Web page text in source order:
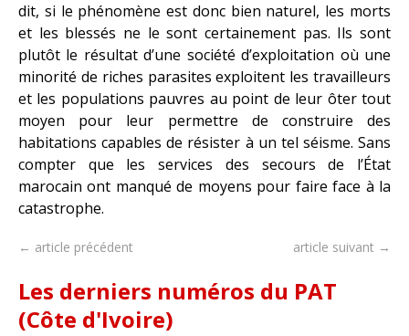
dit, si le phénomène est donc bien naturel, les morts
et les blessés ne le sont certainement pas. Ils sont
plutôt le résultat d’une société d’exploitation où une
minorité de riches parasites exploitent les travailleurs
et les populations pauvres au point de leur ôter tout
moyen pour leur permettre de construire des
habitations capables de résister à un tel séisme. Sans
compter que les services des secours de l’État
marocain ont manqué de moyens pour faire face à la
catastrophe.
← article précédent article suivant →
Les derniers numéros du PAT
(Côte d'Ivoire)